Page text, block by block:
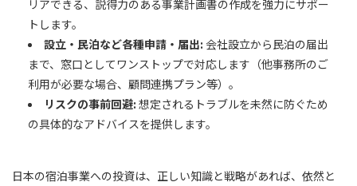
リアできる、説得力のある事業計画書の作成を強力にサポー
トします。
設立・民泊など各種申請・届出: 会社設立から民泊の届出
まで、窓口としてワンストップで対応します（他事務所のご
利用が必要な場合、顧問連携プラン等）。
リスクの事前回避: 想定されるトラブルを未然に防ぐため
の具体的なアドバイスを提供します。
日本の宿泊事業への投資は、正しい知識と戦略があれば、依然と